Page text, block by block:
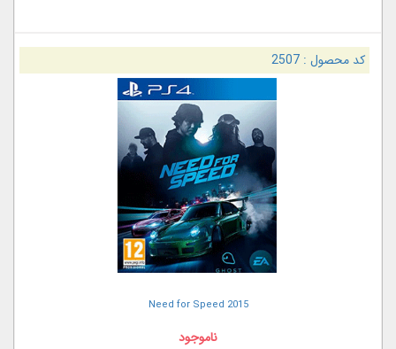
کد محصول :2507
Need for Speed 2015
ناموجود